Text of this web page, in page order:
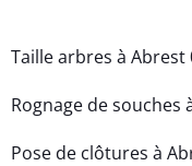
Taille arbres à Abrest
Rognage de souches
Pose de clôtures à